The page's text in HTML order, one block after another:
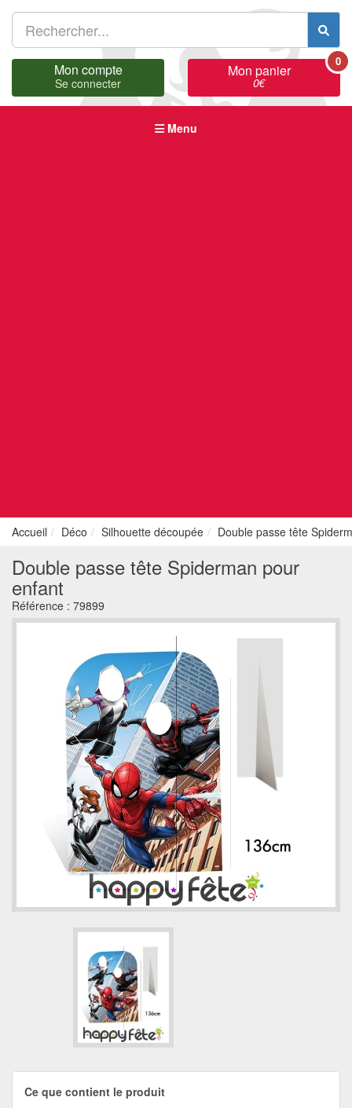
Mon compte
Se connecter
Mon panier
0€
0
Menu
Accueil Déco Silhouette découpée Double passe tête
Double passe tête Spiderman pour
enfant
Référence : 79899
Ce que contient le produit